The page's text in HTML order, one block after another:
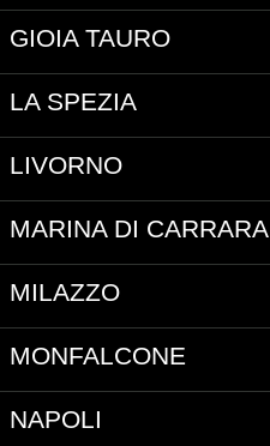
GIOIA TAURO
LA SPEZIA
LIVORNO
MARINA DI CARRARA
MILAZZO
MONFALCONE
NAPOLI